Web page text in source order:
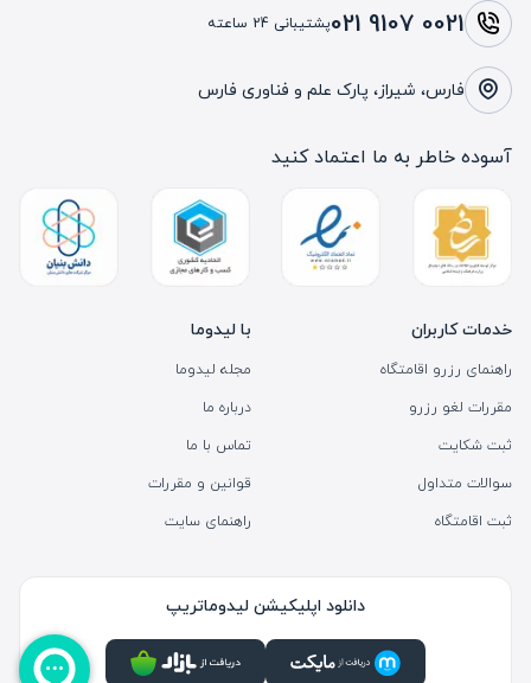
خدمات کاربران
راهنمای رزرو اقامتگاه
مقررات لغو رزرو
ثبت شکایت
سوالات متداول
ثبت اقامتگاه
با لیدوما
مجله لیدوما
درباره ما
تماس با ما
قوانین و مقررات
راهنمای سایت
021 9107 0021پشتیبانی 24 ساعته
فارس، شیراز، پارک علم و فناوری فارس
آسوده خاطر به ما اعتماد کنید
دانلود اپلیکیشن لیدوماتریپ